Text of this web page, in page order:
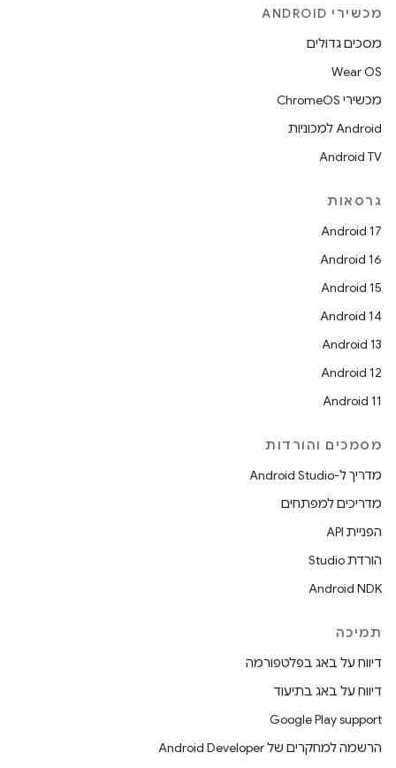
מכשירי ANDROID
מסכים גדולים
Wear OS
מכשירי ChromeOS
Android למכוניות
Android TV
גרסאות
Android 17
Android 16
Android 15
Android 14
Android 13
Android 12
Android 11
מסמכים והורדות
מדריך ל-Android Studio
מדריכים למפתחים
הפניית API
הורדת Studio
Android NDK
תמיכה
דיווח על באג בפלטפורמה
דיווח על באג בתיעוד
Google Play support
הרשמה למחקרים של Android Developer